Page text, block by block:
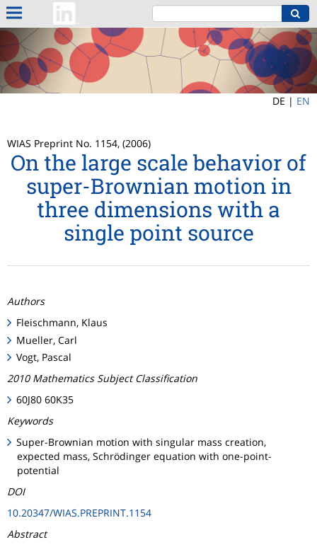
DE | EN
WIAS Preprint No. 1154, (2006)
On the large scale behavior of
super-Brownian motion in
three dimensions with a
single point source
Authors
Fleischmann, Klaus
Mueller, Carl
Vogt, Pascal
2010 Mathematics Subject Classification
60J80 60K35
Keywords
Super-Brownian motion with singular mass creation,
expected mass, Schrödinger equation with one-point-
potential
DOI
10.20347/WIAS.PREPRINT.1154
Abstract